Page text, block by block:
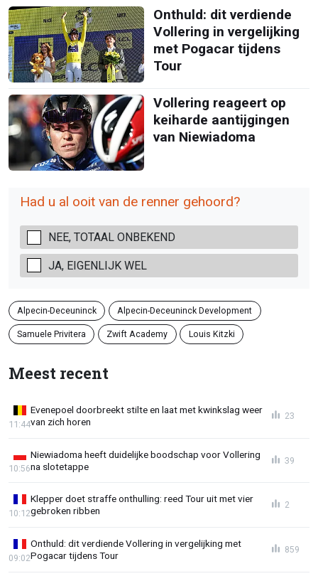
Onthuld: dit verdiende
Vollering in vergelijking
met Pogacar tijdens
Tour
Vollering reageert op
keiharde aantijgingen
van Niewiadoma
Had u al ooit van de renner gehoord?
NEE, TOTAAL ONBEKEND
JA, EIGENLIJK WEL
Alpecin-Deceuninck Alpecin-Deceuninck Development
Samuele Privitera Zwift Academy Louis Kitzki
Meest recent
Evenepoel doorbreekt stilte en laat met kwinkslag weer
van zich horen
11:44
23
Niewiadoma heeft duidelijke boodschap voor Vollering
na slotetappe
10:56
39
Klepper doet straffe onthulling: reed Tour uit met vier
gebroken ribben
10:12
2
Onthuld: dit verdiende Vollering in vergelijking met
Pogacar tijdens Tour
09:02
859